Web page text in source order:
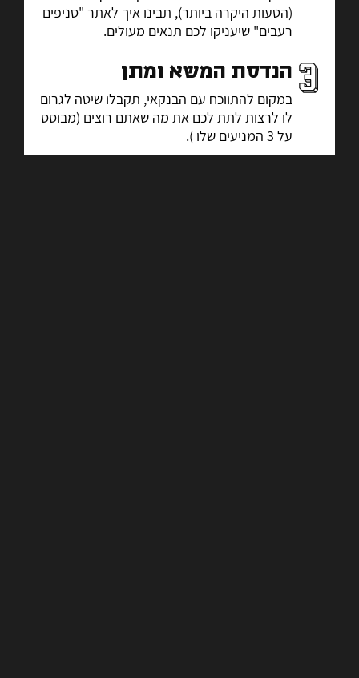
(הטעות היקרה ביותר), תבינו איך לאתר "סניפים
רעבים" שיעניקו לכם תנאים מעולים.
הנדסת המשא ומתן
במקום להתווכח עם הבנקאי, תקבלו שיטה לגרום
לו לרצות לתת לכם את מה שאתם רוצים (מבוסס
על 3 המניעים שלו ).